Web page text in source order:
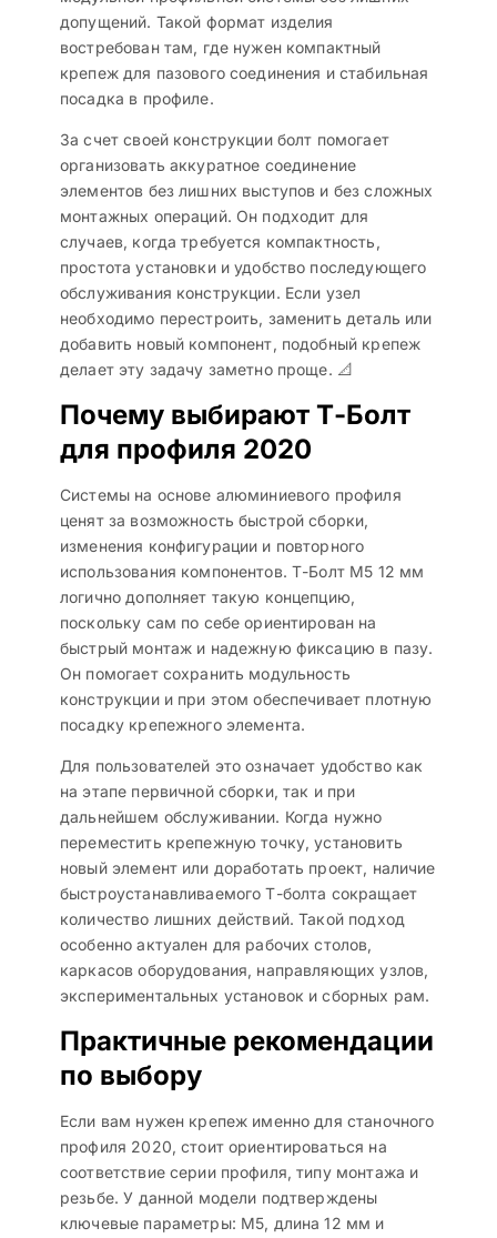
допущений. Такой формат изделия
востребован там, где нужен компактный
крепеж для пазового соединения и стабильная
посадка в профиле.
За счет своей конструкции болт помогает
организовать аккуратное соединение
элементов без лишних выступов и без сложных
монтажных операций. Он подходит для
случаев, когда требуется компактность,
простота установки и удобство последующего
обслуживания конструкции. Если узел
необходимо перестроить, заменить деталь или
добавить новый компонент, подобный крепеж
делает эту задачу заметно проще. 📐
Почему выбирают Т-Болт
для профиля 2020
Системы на основе алюминиевого профиля
ценят за возможность быстрой сборки,
изменения конфигурации и повторного
использования компонентов. Т-Болт М5 12 мм
логично дополняет такую концепцию,
поскольку сам по себе ориентирован на
быстрый монтаж и надежную фиксацию в пазу.
Он помогает сохранить модульность
конструкции и при этом обеспечивает плотную
посадку крепежного элемента.
Для пользователей это означает удобство как
на этапе первичной сборки, так и при
дальнейшем обслуживании. Когда нужно
переместить крепежную точку, установить
новый элемент или доработать проект, наличие
быстроустанавливаемого Т-болта сокращает
количество лишних действий. Такой подход
особенно актуален для рабочих столов,
каркасов оборудования, направляющих узлов,
экспериментальных установок и сборных рам.
Практичные рекомендации
по выбору
Если вам нужен крепеж именно для станочного
профиля 2020, стоит ориентироваться на
соответствие серии профиля, типу монтажа и
резьбе. У данной модели подтверждены
ключевые параметры: М5, длина 12 мм и